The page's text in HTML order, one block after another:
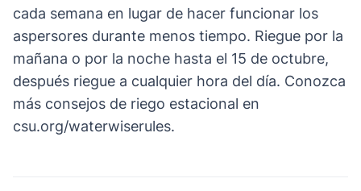
cada semana en lugar de hacer funcionar los
aspersores durante menos tiempo. Riegue por la
mañana o por la noche hasta el 15 de octubre,
después riegue a cualquier hora del día. Conozca
más consejos de riego estacional en
csu.org/waterwiserules.